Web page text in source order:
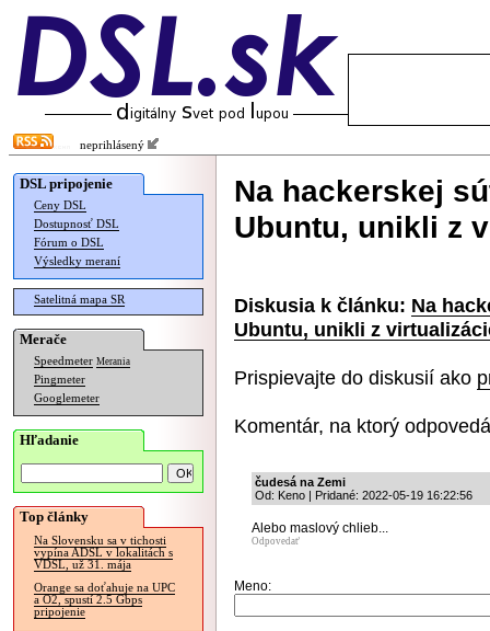
neprihlásený
DSL pripojenie
Ceny DSL
Dostupnosť DSL
Fórum o DSL
Výsledky meraní
Satelitná mapa SR
Merače
Speedmeter Merania
Pingmeter
Googlemeter
Hľadanie
Top články
Na Slovensku sa v tichosti
vypína ADSL v lokalitách s
VDSL, už 31. mája
Orange sa doťahuje na UPC
a O2, spustí 2.5 Gbps
pripojenie
Na hackerskej
Ubuntu, unikli z
Diskusia k článku: Na
Ubuntu, unikli z
Prispievajte do diskusií ako
Komentár, na ktorý
čudesá na Zemi
Od: Keno | Pridané: 2022-05-19 16:22:56
Alebo maslový chlieb...
Odpovedať
Meno: